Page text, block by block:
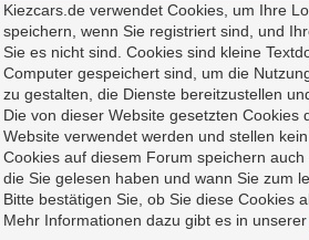
Kiezcars.de verwendet Cookies, um Ihre
speichern, wenn Sie registriert sind, und
Sie es nicht sind. Cookies sind kleine
Computer gespeichert sind, um die
zu gestalten, die Dienste bereitzustellen
Die von dieser Website gesetzten Cookies
Website verwendet werden und stellen
Cookies auf diesem Forum speichern auch
die Sie gelesen haben und wann Sie zum
Bitte bestätigen Sie, ob Sie diese Cookies
Mehr Informationen dazu gibt es in unserer